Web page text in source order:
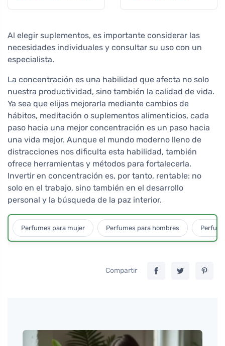
Al elegir suplementos, es importante considerar las
necesidades individuales y consultar su uso con un
especialista.
La concentración es una habilidad que afecta no solo
nuestra productividad, sino también la calidad de vida.
Ya sea que elijas mejorarla mediante cambios de
hábitos, meditación o suplementos alimenticios, cada
paso hacia una mejor concentración es un paso hacia
una vida mejor. Aunque el mundo moderno lleno de
distracciones nos dificulta esta habilidad, también
ofrece herramientas y métodos para fortalecerla.
Invertir en concentración es, por tanto, rentable: no
solo en el trabajo, sino también en el desarrollo
personal y la búsqueda de la paz interior.
Perfumes para mujer Perfumes para hombres
Compartir